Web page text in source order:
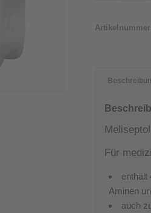
Für
enthält
Aminen
auch